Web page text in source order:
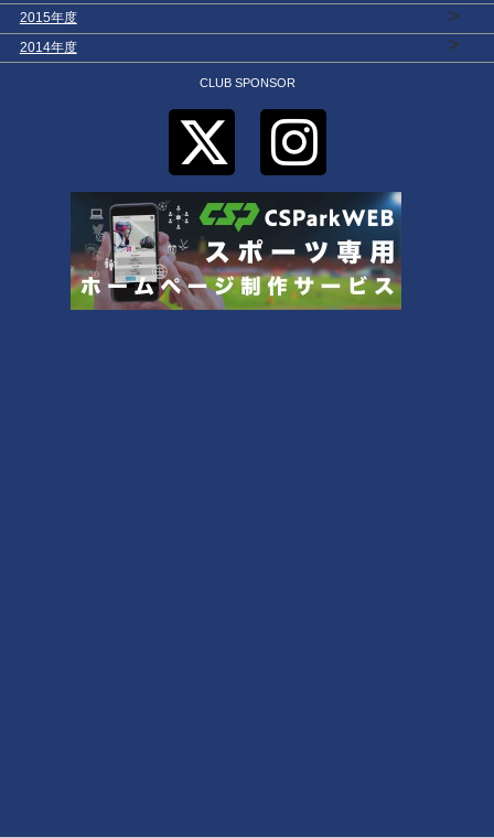
2015年度 >
2014年度 >
CLUB SPONSOR